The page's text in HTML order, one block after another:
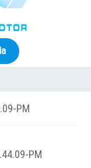
PM
PM